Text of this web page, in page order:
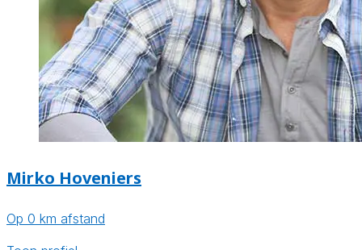
Mirko Hoveniers
Op 0 km afstand